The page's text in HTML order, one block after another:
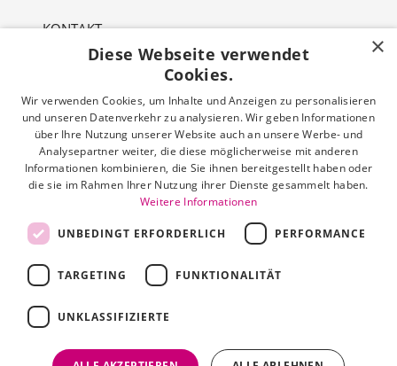
KONTAKT
Nordviver 2
Öffnungszeiten:
Mo - Fr: 10:00 - 18:00 Uhr
Sa: 10:00 - 16:00 Uhr
Tel: 04161 512 251
Zahlungsarten
×
Diese Webseite verwendet
Cookies.
Wir verwenden Cookies, um Inhalte und Anzeigen zu personalisieren
und unseren Datenverkehr zu analysieren. Wir geben Informationen
über Ihre Nutzung unserer Website auch an unsere Werbe- und
Analysepartner weiter, die diese möglicherweise mit anderen
Informationen kombinieren, die Sie ihnen bereitgestellt haben oder
die sie im Rahmen Ihrer Nutzung ihrer Dienste gesammelt haben.
Weitere Informationen
UNBEDINGT ERFORDERLICH PERFORMANCE
TARGETING FUNKTIONALITÄT
UNKLASSIFIZIERTE